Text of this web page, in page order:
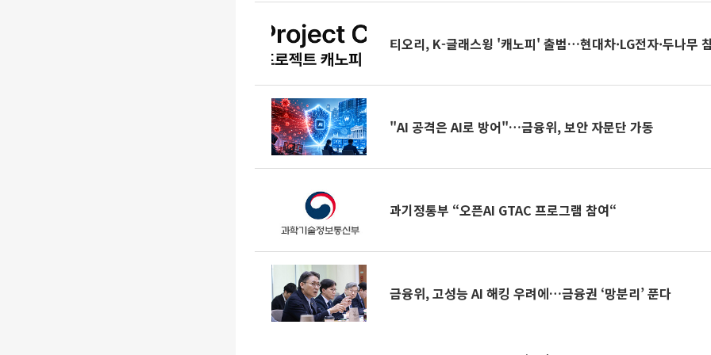
티오리, K-글래스윙 '캐노피' 출범…현대차·LG전자·두나무
"AI 공격은 AI로 방어"…금융위, 보안 자문단 가동
과기정통부 “오픈AI GTAC 프로그램 참여“
금융위, 고성능 AI 해킹 우려에…금융권 ‘망분리’ 푼다